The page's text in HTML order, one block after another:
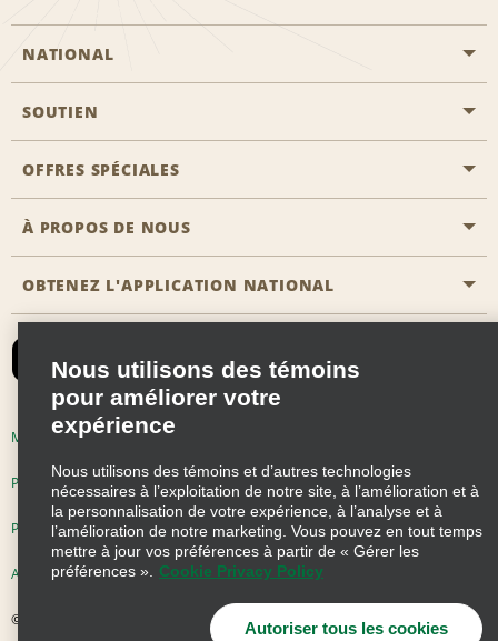
NATIONAL
Aviation générale
Emplacements Emerald Aisle
Agents de voyage
Réserver un véhicule pour quelqu'un d'autre
Emerald Club se connecter
Emerald Club S'inscrire
Emerald Club Avantages
Emerald Club Services
SOUTIEN
Clients ayant un handicap
Nous contacter
FAQ
OFFRES SPÉCIALES
Toutes les offres
Abonnement aux courriels
À PROPOS DE NOUS
Histoire de l’entreprise
Responsabilité sociale
Occasions de franchise mondiales
Perspectives de carrière
OBTENEZ L'APPLICATION NATIONAL
Modalités d'utilisation
Politique sur les fichiers témoins
Pluriannuel d'accessibilité Choix de confidentialité
AdChoices
© 2026 Enterprise Holdings, Inc. Tous droits réservés
Nous utilisons des témoins
pour améliorer votre
expérience
Nous utilisons des témoins et d’autres technologies
nécessaires à l’exploitation de notre site, à l’amélioration et à
la personnalisation de votre expérience, à l’analyse et à
l’amélioration de notre marketing. Vous pouvez en tout temps
mettre à jour vos préférences à partir de « Gérer les
préférences ».
Cookie Privacy Policy
Autoriser tous les cookies